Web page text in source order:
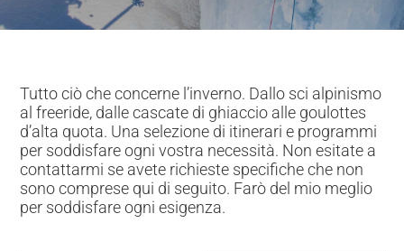
Tutto ciò che concerne l’inverno. Dallo sci alpinismo
al freeride, dalle cascate di ghiaccio alle goulottes
d’alta quota. Una selezione di itinerari e programmi
per soddisfare ogni vostra necessità. Non esitate a
contattarmi se avete richieste specifiche che non
sono comprese qui di seguito. Farò del mio meglio
per soddisfare ogni esigenza.